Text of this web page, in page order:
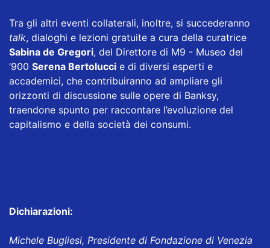
Tra gli altri eventi collaterali, inoltre, si succederanno
talk, dialoghi e lezioni gratuite a cura della curatrice
Sabina de Gregori, del Direttore di M9 - Museo del
’900 Serena Bertolucci e di diversi esperti e
accademici, che contribuiranno ad ampliare gli
orizzonti di discussione sulle opere di Banksy,
traendone spunto per raccontare l’evoluzione del
capitalismo e della società dei consumi.
Dichiarazioni:
Michele Bugliesi, Presidente di Fondazione di Venezia